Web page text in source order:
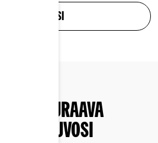
OMASI
SEURAAVA